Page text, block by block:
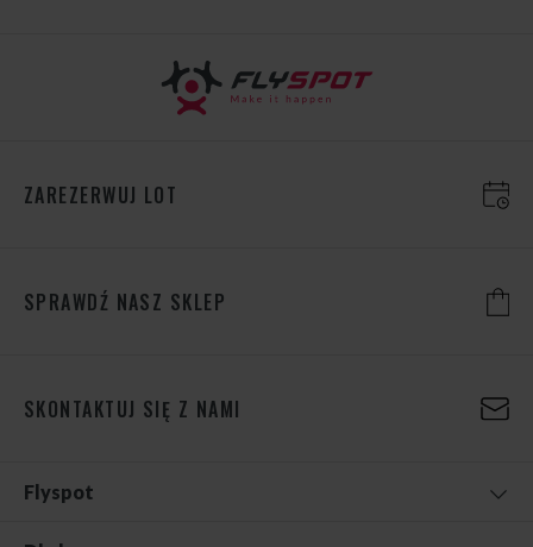
ZAREZERWUJ LOT
SPRAWDŹ NASZ SKLEP
SKONTAKTUJ SIĘ Z NAMI
Flyspot